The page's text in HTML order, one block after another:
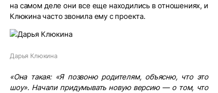
на самом деле они все еще находились в отношениях, и
Клюкина часто звонила ему с проекта.
Дарья Клюкина
«Она такая: «Я позвоню родителям, объясню, что это
шоу». Начали придумывать новую версию — о том, что